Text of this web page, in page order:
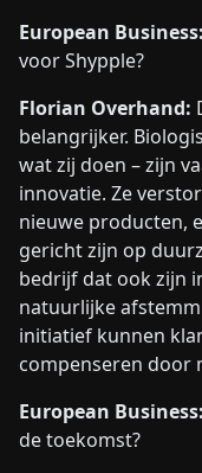
European Business:
voor Shypple?
Florian Overhand:
belangrijker.
wat zij doen – zijn
innovatie. Ze
nieuwe producten,
gericht zijn op
bedrijf dat ook zijn
natuurlijke
initiatief kunnen
compenseren door
European Business:
de toekomst?